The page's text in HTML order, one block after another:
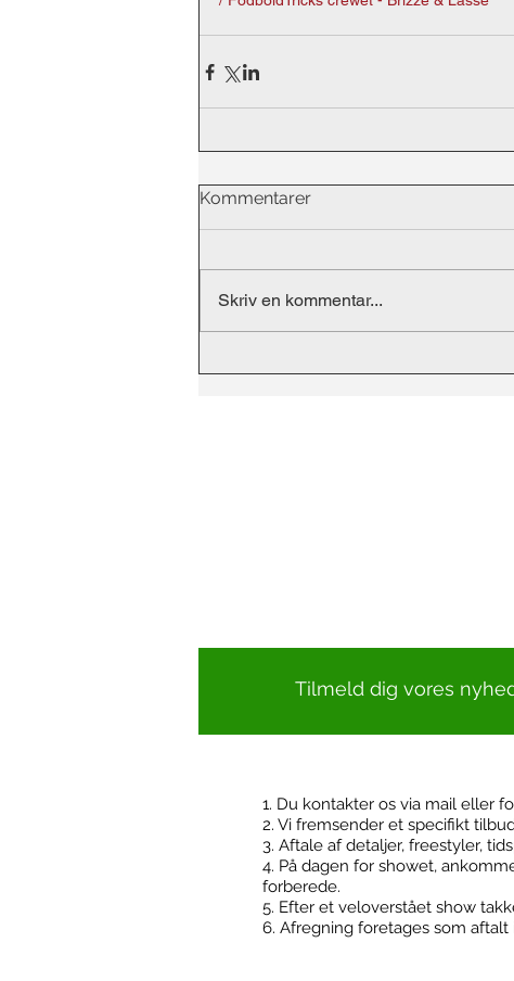
Kommentarer
Skriv en kommentar...
Tilmeld dig vores
Kontakt
1. Du kontakter os via mail eller
2. Vi fremsender et specifikt
3. Aftale af detaljer, freestyler,
4. På dagen for showet,
forberede.
5. Efter et veloverstået show
6. Afregning foretages som